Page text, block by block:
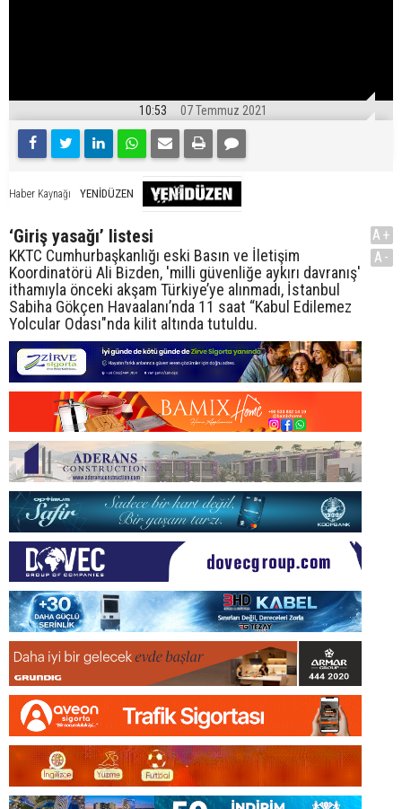
10:53 07 Temmuz 2021
Haber Kaynağı YENİDÜZEN
‘Giriş yasağı’ listesi
KKTC Cumhurbaşkanlığı eski Basın ve İletişim
Koordinatörü Ali Bizden, 'milli güvenliğe aykırı davranış'
ithamıyla önceki akşam Türkiye’ye alınmadı, İstanbul
Sabiha Gökçen Havaalanı’nda 11 saat “Kabul Edilemez
Yolcular Odası"nda kilit altında tutuldu.
A+
A-